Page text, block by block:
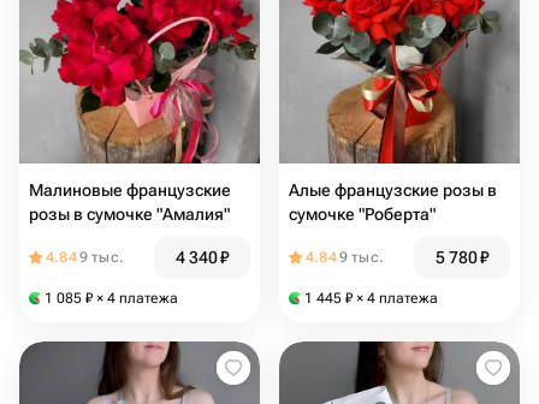
Малиновые французские
розы в сумочке "Амалия"
4.849 тыс. 4 340₽
1 085 ₽ × 4 платежа
Алые французские розы в
сумочке "Роберта"
4.849 тыс. 5 780₽
1 445 ₽ × 4 платежа